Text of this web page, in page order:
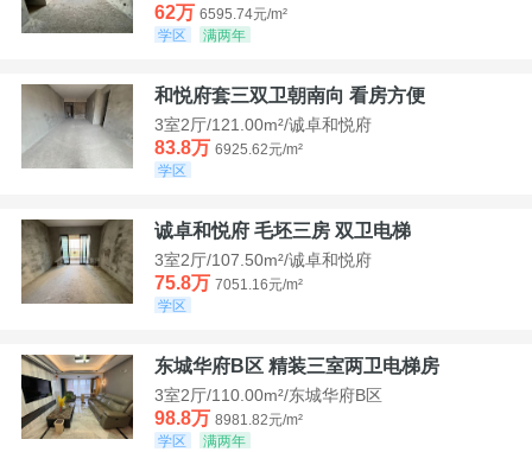
62万 6595.74元/m²
学区
满两年
和悦府套三双卫朝南向 看房方便
3室2厅/121.00m²/诚卓和悦府
83.8万 6925.62元/m²
学区
诚卓和悦府 毛坯三房 双卫电梯
3室2厅/107.50m²/诚卓和悦府
75.8万 7051.16元/m²
学区
东城华府B区 精装三室两卫电梯房
3室2厅/110.00m²/东城华府B区
98.8万 8981.82元/m²
学区
满两年